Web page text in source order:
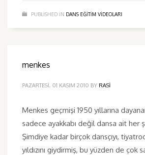
PUBLISHED IN DANS EĞITIM VIDEOLARI
menkes
PAZARTESI, 01 KASIM 2010 BY RASI
Menkes geçmişi 1950 yıllarına
sadece ayakkabı değil dansa ait her
Şimdiye kadar birçok dansçıyı,
yıldızını giydirmiş, bu yüzden de çok